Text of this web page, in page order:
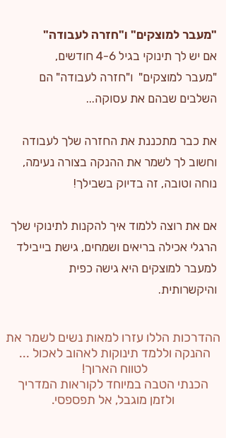
"מעבר למוצקים" ו"חזרה לעבודה"
אם יש לך תינוקי בגיל 4-6 חודשים,
"מעבר למוצקים" ו"חזרה לעבודה" הם
השלבים שבהם את עסוקה...
את כבר מתכננת את החזרה שלך לעבודה
וחשוב לך לשמר את ההנקה בצורה נעימה,
נוחה וטובה, זה בדיוק בשבילך!
אם את רוצה ללמוד איך להקנות לתינוקי שלך
הרגלי אכילה בריאים ושמחים, גישת בייבילד
למעבר למוצקים היא גישה כפית
והיקשרותית.
ההדרכות הללו עזרו למאות נשים לשמר את
ההנקה וללמד תינוקות לאהוב לאכול ...
לטווח הארוך! ​
הכנתי הטבה במיוחד לקוראות המדריך
ולזמן מוגבל, אל תפספסי.